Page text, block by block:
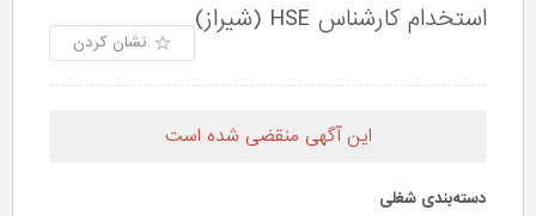
استخدام کارشناس HSE (شیراز)
نشان کردن
این آگهی منقضی شده است
دسته‌بندی شغلی